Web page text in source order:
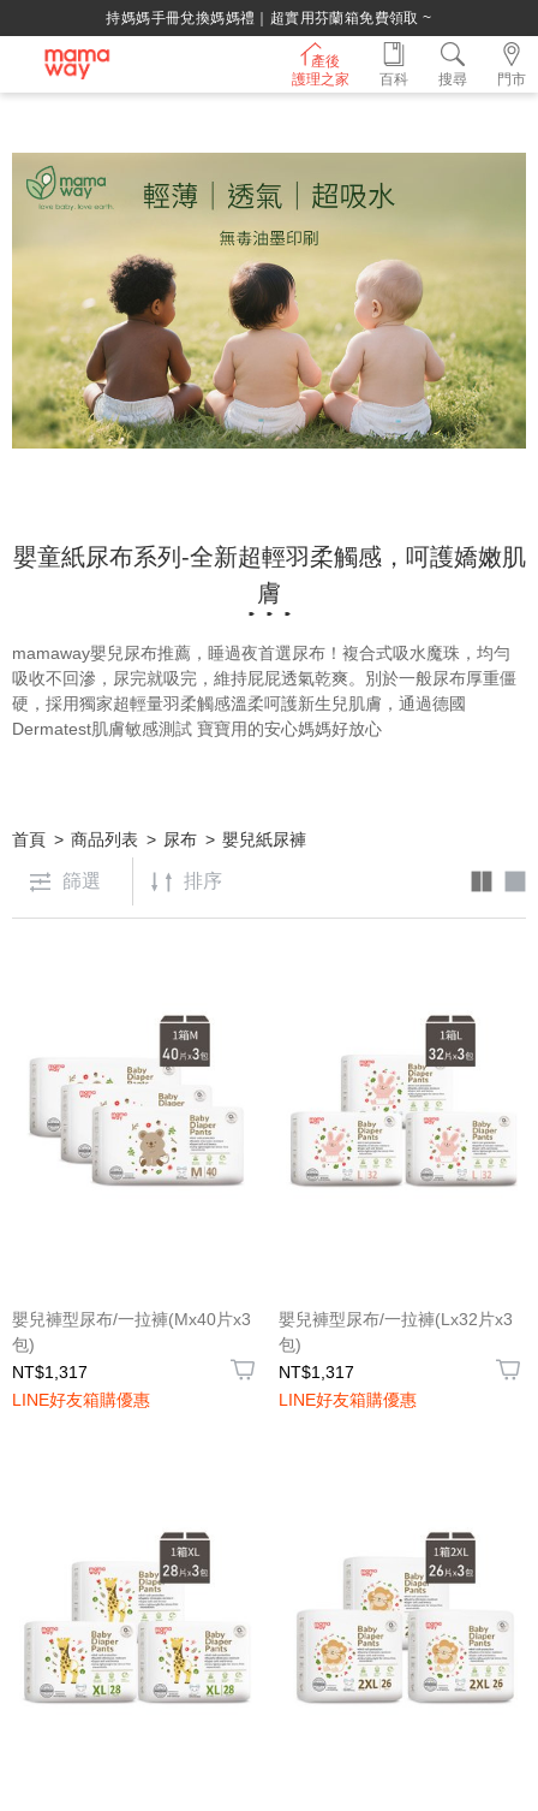
持媽媽手冊兌換媽媽禮｜超實用芬蘭箱免費領取 ~
產後
護理之家
門市
百科 搜尋
嬰童紙尿布系列-全新超輕羽柔觸感，呵護嬌嫩肌
膚
mamaway嬰兒尿布推薦，睡過夜首選尿布！複合式吸水魔珠，均勻
吸收不回滲，尿完就吸完，維持屁屁透氣乾爽。 別於一般尿布厚重僵
硬，採用獨家超輕量羽柔觸感溫柔呵護新生兒肌膚，通過德國
Dermatest肌膚敏感測試 寶寶用的安心媽媽好放心
首頁 商品列表 尿布 嬰兒紙尿褲
篩選
嬰兒褲型尿布/一拉褲(Mx40片x3
包)
NT$1,317
LINE好友箱購優惠
嬰兒褲型尿布/一拉褲(Lx32片x3
包)
NT$1,317
LINE好友箱購優惠